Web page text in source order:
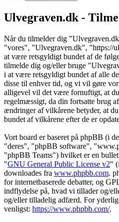
Ulvegraven.dk -
Når du tilmelder dig
"vores", "Ulvegraven.dk", "https://
at være retsgyldigt bundet af de
tilmelde dig og/eller bruge
i at være retsgyldigt bundet af alle
disse til enhver tid, og vi vil gøre
alligevel vil det være fornuftigt, at
regelmæssigt, da din fortsatte brug
ændringer af vilkårene betyder, at
bundet af vilkårene efter de er
Vort board er baseret på phpBB (i
"deres", "phpBB software",
"phpBB Teams") hvilket er en
"GNU General Public License v2"
downloades fra www.phpbb.com.
for internetbaserede debatter, og
indflydelse på, hvad vi tillader og/
og/eller tilladelig adfærd. For
venligst: https://www.phpbb.com/.